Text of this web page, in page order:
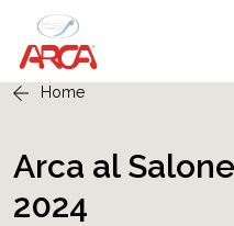
Home
Arca al
2024